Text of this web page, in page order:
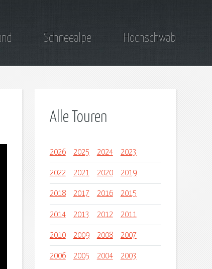
Schneealpe Hochschwab
Alle Touren
2026 2025 2024 2023
2022 2021 2020 2019
2018 2017 2016 2015
2014 2013 2012 2011
2010 2009 2008 2007
2006 2005 2004 2003